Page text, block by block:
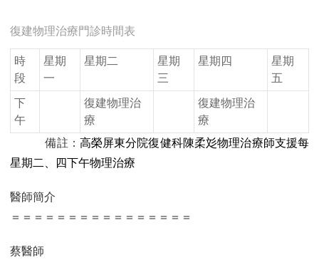
時
段
星期
一
星期二
星期
三
星期四
星期
五
復建物理治療門診時間表
下
午
復建物理治
療
復建物理治
療
備註： 高榮屏東分院復健科陳柔彣物理治療師支援每
星期二、四下午物理治療
醫師簡介
＝＝＝＝＝＝＝＝＝＝＝＝＝＝＝＝
蔡醫師